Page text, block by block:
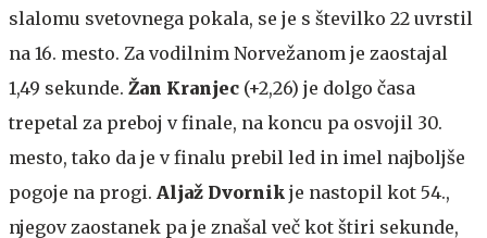
slalomu svetovnega pokala, se je s številko 22 uvrstil
na 16. mesto. Za vodilnim Norvežanom je zaostajal
1,49 sekunde. Žan Kranjec (+2,26) je dolgo časa
trepetal za preboj v finale, na koncu pa osvojil 30.
mesto, tako da je v finalu prebil led in imel najboljše
pogoje na progi. Aljaž Dvornik je nastopil kot 54.,
njegov zaostanek pa je znašal več kot štiri sekunde,